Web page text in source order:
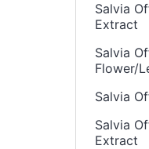
Salvia
Extract
Salvia
Flower/
Salvia
Salvia
Extract